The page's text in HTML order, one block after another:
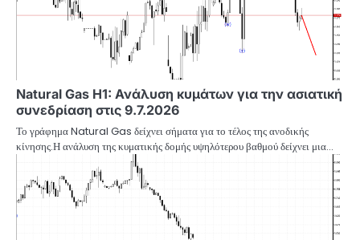
Natural Gas H1: Ανάλυση κυμάτων για την ασιατική
συνεδρίαση στις 9.7.2026
Το γράφημα Natural Gas δείχνει σήματα για το τέλος της ανοδικής
κίνησης.Η ανάλυση της κυματικής δομής υψηλότερου βαθμού δείχνει μια…